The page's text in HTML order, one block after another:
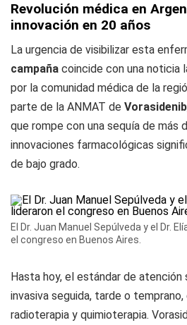
Revolución médica en
innovación en 20 años
La urgencia de visibilizar esta
campaña coincide con una noticia
por la comunidad médica de la
parte de la ANMAT de Vorasidenib
que rompe con una sequía de más
innovaciones farmacológicas
de bajo grado.
El Dr. Juan Manuel Sepúlveda y el Dr.
el congreso en Buenos Aires.
Hasta hoy, el estándar de atención
invasiva seguida, tarde o
radioterapia y quimioterapia.